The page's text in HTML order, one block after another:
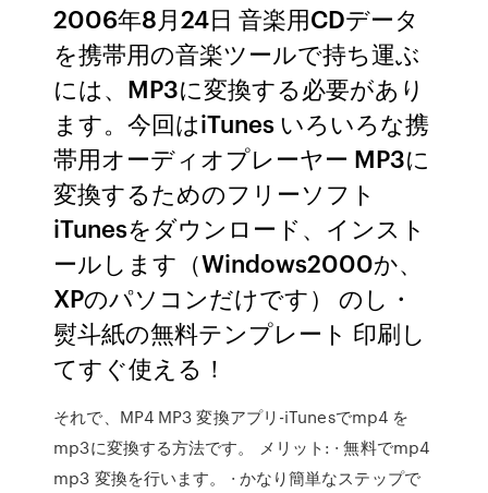
2006年8月24日 音楽用CDデータ
を携帯用の音楽ツールで持ち運ぶ
には、MP3に変換する必要があり
ます。今回はiTunes いろいろな携
帯用オーディオプレーヤー MP3に
変換するためのフリーソフト
iTunesをダウンロード、インスト
ールします（Windows2000か、
XPのパソコンだけです） のし・
熨斗紙の無料テンプレート 印刷し
てすぐ使える！
それで、MP4 MP3 変換アプリ-iTunesでmp4 を
mp3に変換する方法です。 メリット: · 無料でmp4
mp3 変換を行います。 · かなり簡単なステップで